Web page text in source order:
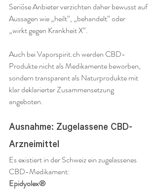
Seriöse Anbieter verzichten daher bewusst auf
Aussagen wie „heilt“, „behandelt“ oder
„wirkt gegen Krankheit X“.
Auch bei Vaporspirit.ch werden CBD-
Produkte nicht als Medikamente beworben,
sondern transparent als Naturprodukte mit
klar deklarierter Zusammensetzung
angeboten.
Ausnahme: Zugelassene CBD-
Arzneimittel
Es existiert in der Schweiz ein zugelassenes
CBD-Medikament:
Epidyolex®